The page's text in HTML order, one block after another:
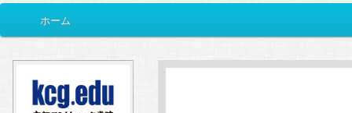
イ
メ
イ
ン
サ
ブ
コ
ホーム